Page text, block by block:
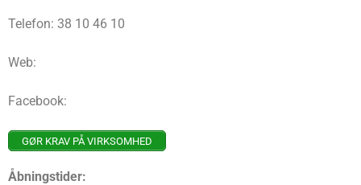
Telefon: 38 10 46 10
Web:
Facebook:
GØR KRAV PÅ VIRKSOMHED
Åbningstider: